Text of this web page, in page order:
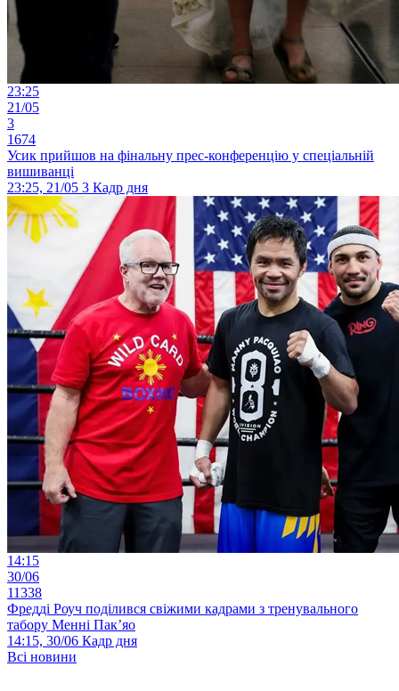
23:25
21/05
3
1674
Усик прийшов на фінальну прес-конференцію у спеціальній
вишиванці
23:25, 21/05 3 Кадр дня
14:15
30/06
11338
Фредді Роуч поділився свіжими кадрами з тренувального
табору Менні Пак’яо
14:15, 30/06 Кадр дня
Всі новини